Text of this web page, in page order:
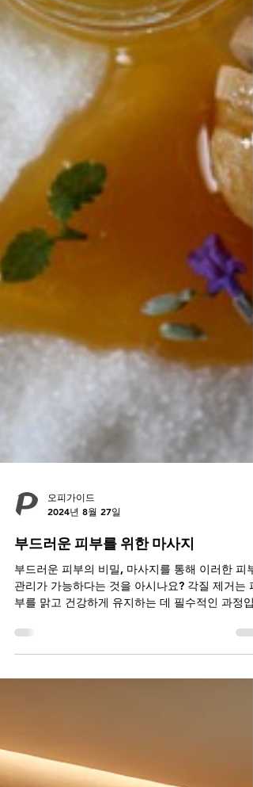
오피가이드
부드러운 피부를 위한 마사지
부드러운 피부의 비밀, 마사지를 통해 이러한 피부
관리가 가능하다는 것을 아시나요? 각질 제거는 피
요소를 사용하지 않고도 효과적으로 피부를 관리